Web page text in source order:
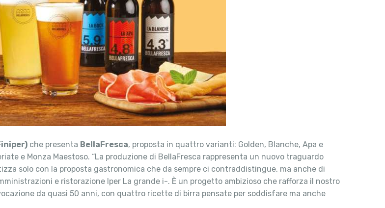
che presenta BellaFresca, proposta in quattro varianti: Golden, Blanche, Apa e
e Monza Maestoso. “La produzione di BellaFresca rappresenta un nuovo traguardo
solo con la proposta gastronomica che da sempre ci contraddistingue, ma anche di
e ristorazione Iper La grande i-. È un progetto ambizioso che rafforza il nostro
da quasi 50 anni, con quattro ricette di birra pensate per soddisfare ma anche